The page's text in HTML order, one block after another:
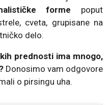
forme poput
cveta, grupisane na
delo.
prednosti ima mnogo,
Donosimo vam odgovore
o pirsingu uha.